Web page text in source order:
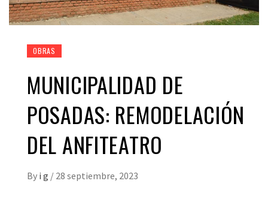
OBRAS
MUNICIPALIDAD DE
POSADAS: REMODELACIÓN
DEL ANFITEATRO
By i g / 28 septiembre, 2023